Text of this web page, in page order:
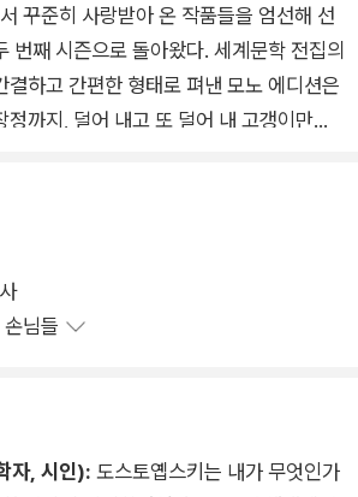
꾸준히 사랑받아 온 작품들을 엄선해 선
번째 시즌으로 돌아왔다. 세계문학 전집의
결하고 간편한 형태로 펴낸 모노 에디션은
정까지, 덜어 내고 또 덜어 내 고갱이만을
이자 세계문학사상 가장 위대한 작가 중 하
토옙스키의 장편소설 『카라마조프 씨네
의 번역으로 열린책들에서 출간되었다. 도
와 같은 문학가에서부터 철학자 니체와
님들
자, 시인): 도스토옙스키는 내가 무엇인가